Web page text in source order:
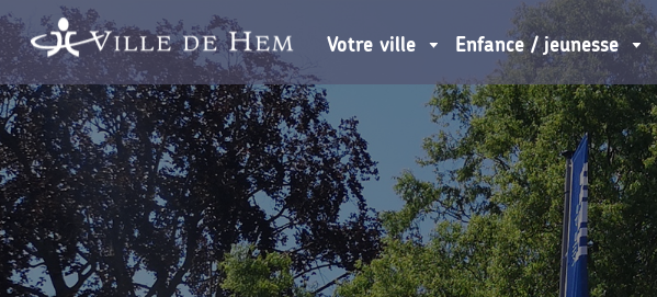
Votre ville Enfance / jeunesse